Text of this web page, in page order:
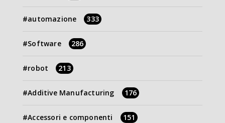
automazione 333
Software 286
robot 213
Additive Manufacturing 176
Accessori e componenti 151